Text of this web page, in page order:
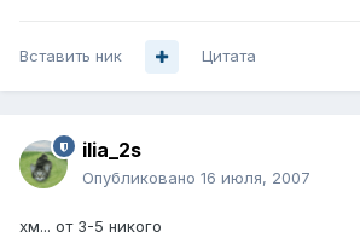
Вставить ник Цитата
ilia_2s
Опубликовано 16 июля, 2007
хм... от 3-5 никого